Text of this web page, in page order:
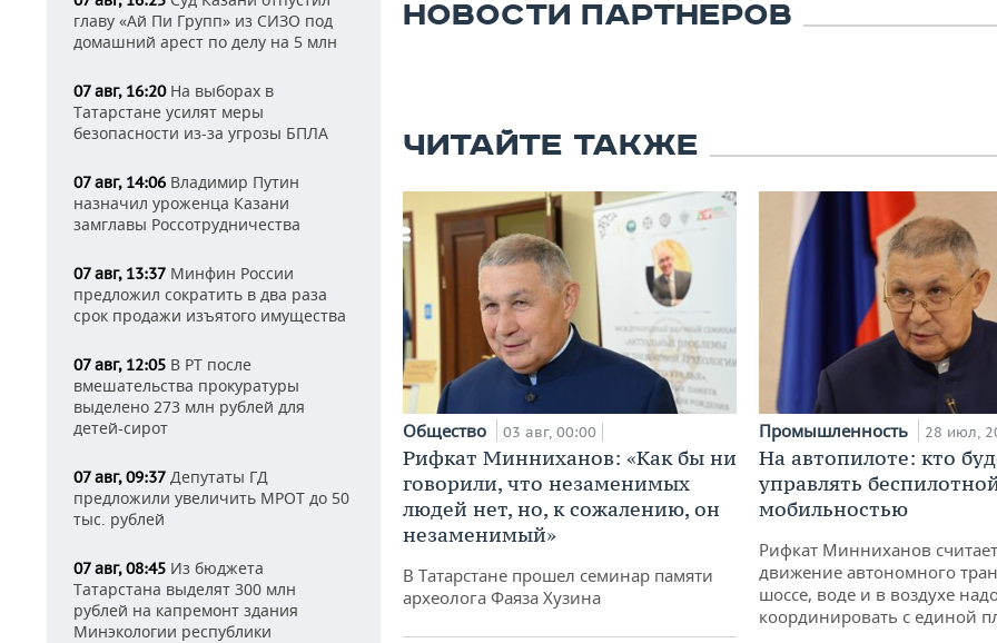
главу «Ай Пи Групп» из СИЗО под
домашний арест по делу на 5 млн
07 авг, 16:20На выборах в
Татарстане усилят меры
безопасности из-за угрозы БПЛА
07 авг, 14:06 Владимир Путин
назначил уроженца Казани
замглавы Россотрудничества
07 авг, 13:37 Минфин России
предложил сократить в два раза
срок продажи изъятого имущества
07 авг, 12:05 В РТ после
вмешательства прокуратуры
выделено 273 млн рублей для
детей-сирот
07 авг, 09:37 Депутаты ГД
предложили увеличить МРОТ до 50
тыс. рублей
07 авг, 08:45 Из бюджета
Татарстана выделят 300 млн
рублей на капремонт здания
Минэкологии республики
НОВОСТИ ПАРТНЕРОВ
ЧИТАЙТЕ ТАКЖЕ
Общество 03 авг, 00:00
Рифкат Минниханов: «Как бы ни
говорили, что незаменимых
людей нет, но, к сожалению, он
незаменимый»
В Татарстане прошел семинар памяти
археолога Фаяза Хузина
Промышленность 28 июл,
На автопилоте: кто
управлять
мобильностью
Рифкат Минниханов
движение автономного
шоссе, воде и в воздухе
координировать с единой